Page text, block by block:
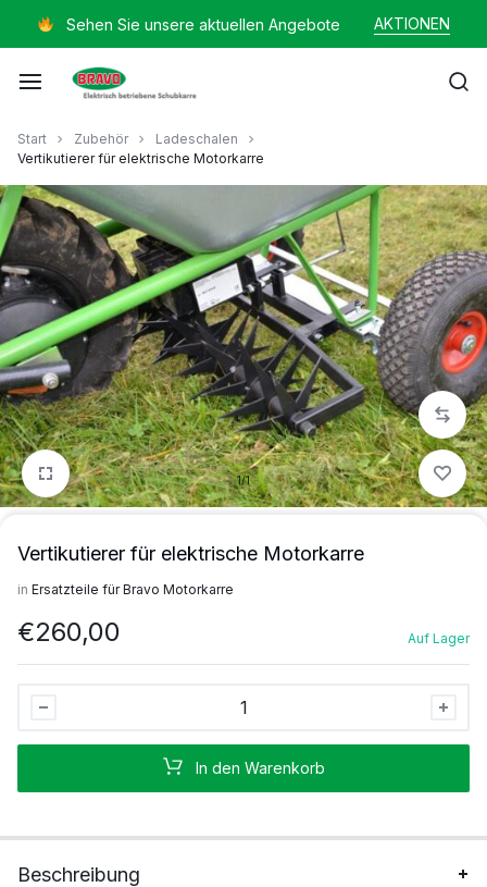
Sehen Sie unsere aktuellen Angebote AKTIONEN
Mayer
Helmut
Start Zubehör
Ladeschalen
Vertikutierer für elektrische Motorkarre
1/1
Vertikutierer für elektrische Motorkarre
in Ersatzteile für Bravo Motorkarre
€260,00 Auf Lager
elektrische
In den Warenkorb
Beschreibung